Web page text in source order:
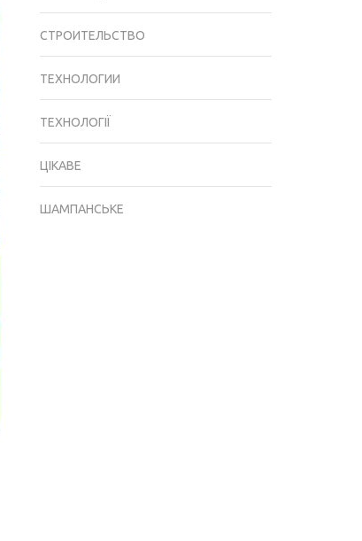
СТРОИТЕЛЬСТВО
ТЕХНОЛОГИИ
ТЕХНОЛОГІЇ
ЦІКАВЕ
ШАМПАНСЬКЕ